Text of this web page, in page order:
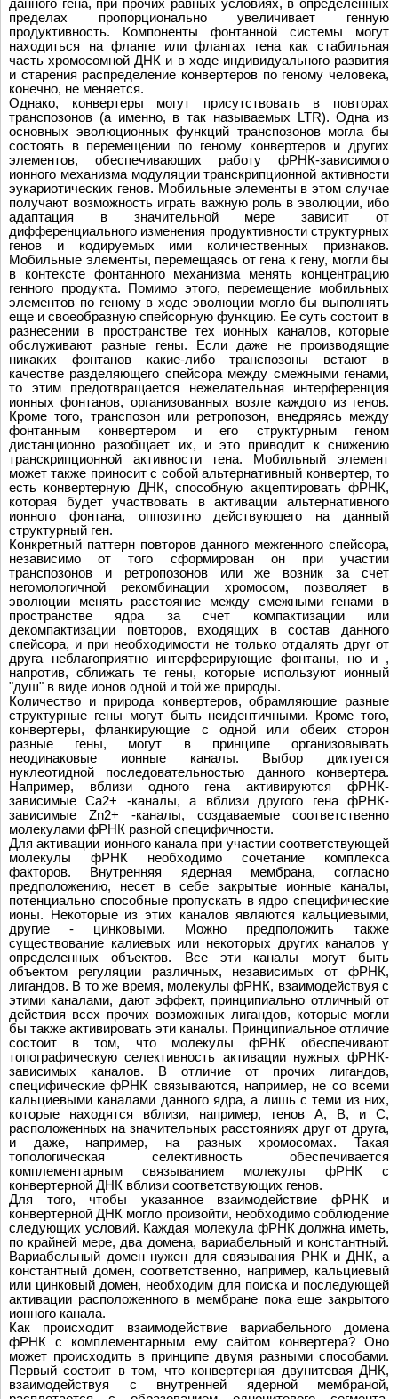
данного гена, при прочих равных условиях, в определенных
пределах пропорционально увеличивает генную
продуктивность. Компоненты фонтанной системы могут
находиться на фланге или флангах гена как стабильная
часть хромосомной ДНК и в ходе индивидуального развития
и старения распределение конвертеров по геному человека,
конечно, не меняется.
Однако, конвертеры могут присутствовать в повторах
транспозонов (а именно, в так называемых LTR). Одна из
основных эволюционных функций транспозонов могла бы
состоять в перемещении по геному конвертеров и других
элементов, обеспечивающих работу фРНК-зависимого
ионного механизма модуляции транскрипционной активности
эукариотических генов. Мобильные элементы в этом случае
получают возможность играть важную роль в эволюции, ибо
адаптация в значительной мере зависит от
дифференциального изменения продуктивности структурных
генов и кодируемых ими количественных признаков.
Мобильные элементы, перемещаясь от гена к гену, могли бы
в контексте фонтанного механизма менять концентрацию
генного продукта. Помимо этого, перемещение мобильных
элементов по геному в ходе эволюции могло бы выполнять
еще и своеобразную спейсорную функцию. Ее суть состоит в
разнесении в пространстве тех ионных каналов, которые
обслуживают разные гены. Если даже не производящие
никаких фонтанов какие-либо транспозоны встают в
качестве разделяющего спейсора между смежными генами,
то этим предотвращается нежелательная интерференция
ионных фонтанов, организованных возле каждого из генов.
Кроме того, транспозон или ретропозон, внедряясь между
фонтанным конвертером и его структурным геном
дистанционно разобщает их, и это приводит к снижению
транскрипционной активности гена. Мобильный элемент
может также приносит с собой альтернативный конвертер, то
есть конвертерную ДНК, способную акцептировать фРНК,
которая будет участвовать в активации альтернативного
ионного фонтана, оппозитно действующего на данный
структурный ген.
Конкретный паттерн повторов данного межгенного спейсора,
независимо от того сформирован он при участии
транспозонов и ретропозонов или же возник за счет
негомологичной рекомбинации хромосом, позволяет в
эволюции менять расстояние между смежными генами в
пространстве ядра за счет компактизации или
декомпактизации повторов, входящих в состав данного
спейсора, и при необходимости не только отдалять друг от
друга неблагоприятно интерферирующие фонтаны, но и ,
напротив, сближать те гены, которые используют ионный
"душ" в виде ионов одной и той же природы.
Количество и природа конвертеров, обрамляющие разные
структурные гены могут быть неидентичными. Кроме того,
конвертеры, фланкирующие с одной или обеих сторон
разные гены, могут в принципе организовывать
неодинаковые ионные каналы. Выбор диктуется
нуклеотидной последовательностью данного конвертера.
Например, вблизи одного гена активируются фРНК-
зависимые Ca2+ -каналы, а вблизи другого гена фРНК-
зависимые Zn2+ -каналы, создаваемые соответственно
молекулами фРНК разной специфичности.
Для активации ионного канала при участии соответствующей
молекулы фРНК необходимо сочетание комплекса
факторов. Внутренняя ядерная мембрана, согласно
предположению, несет в себе закрытые ионные каналы,
потенциально способные пропускать в ядро специфические
ионы. Некоторые из этих каналов являются кальциевыми,
другие - цинковыми. Можно предположить также
существование калиевых или некоторых других каналов у
определенных объектов. Все эти каналы могут быть
объектом регуляции различных, независимых от фРНК,
лигандов. В то же время, молекулы фРНК, взаимодействуя с
этими каналами, дают эффект, принципиально отличный от
действия всех прочих возможных лигандов, которые могли
бы также активировать эти каналы. Принципиальное отличие
состоит в том, что молекулы фРНК обеспечивают
топографическую селективность активации нужных фРНК-
зависимых каналов. В отличие от прочих лигандов,
специфические фРНК связываются, например, не со всеми
кальциевыми каналами данного ядра, а лишь с теми из них,
которые находятся вблизи, например, генов А, В, и С,
расположенных на значительных расстояниях друг от друга,
и даже, например, на разных хромосомах. Такая
топологическая селективность обеспечивается
комплементарным связыванием молекулы фРНК с
конвертерной ДНК вблизи соответствующих генов.
Для того, чтобы указанное взаимодействие фРНК и
конвертерной ДНК могло произойти, необходимо соблюдение
следующих условий. Каждая молекула фРНК должна иметь,
по крайней мере, два домена, вариабельный и константный.
Вариабельный домен нужен для связывания РНК и ДНК, а
константный домен, соответственно, например, кальциевый
или цинковый домен, необходим для поиска и последующей
активации расположенного в мембране пока еще закрытого
ионного канала.
Как происходит взаимодействие вариабельного домена
фРНК с комплементарным ему сайтом конвертера? Оно
может происходить в принципе двумя разными способами.
Первый состоит в том, что конвертерная двунитевая ДНК,
взаимодействуя с внутренней ядерной мембраной,